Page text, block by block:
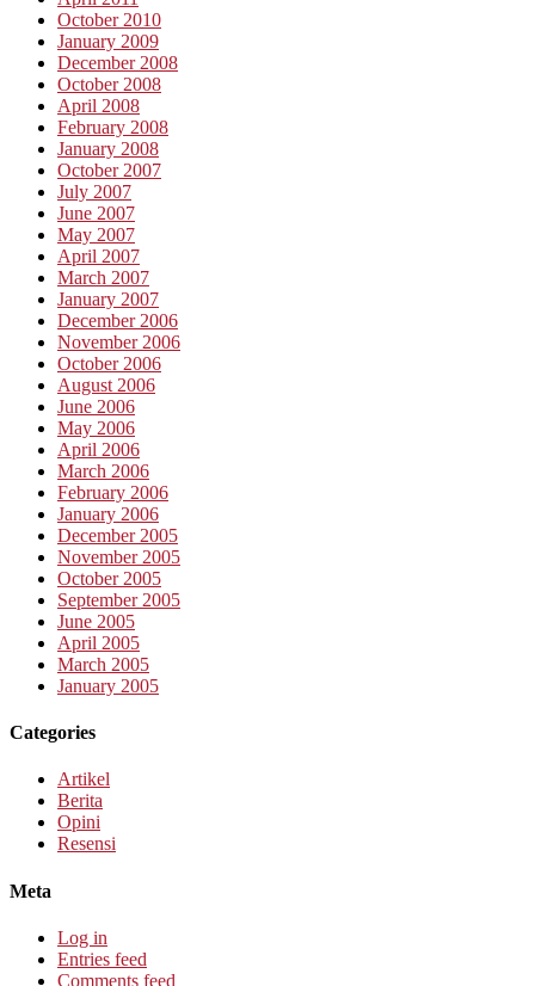
October 2010
January 2009
December 2008
October 2008
April 2008
February 2008
January 2008
October 2007
July 2007
June 2007
May 2007
April 2007
March 2007
January 2007
December 2006
November 2006
October 2006
August 2006
June 2006
May 2006
April 2006
March 2006
February 2006
January 2006
December 2005
November 2005
October 2005
September 2005
June 2005
April 2005
March 2005
January 2005
Categories
Artikel
Berita
Opini
Resensi
Meta
Log in
Entries feed
Comments feed